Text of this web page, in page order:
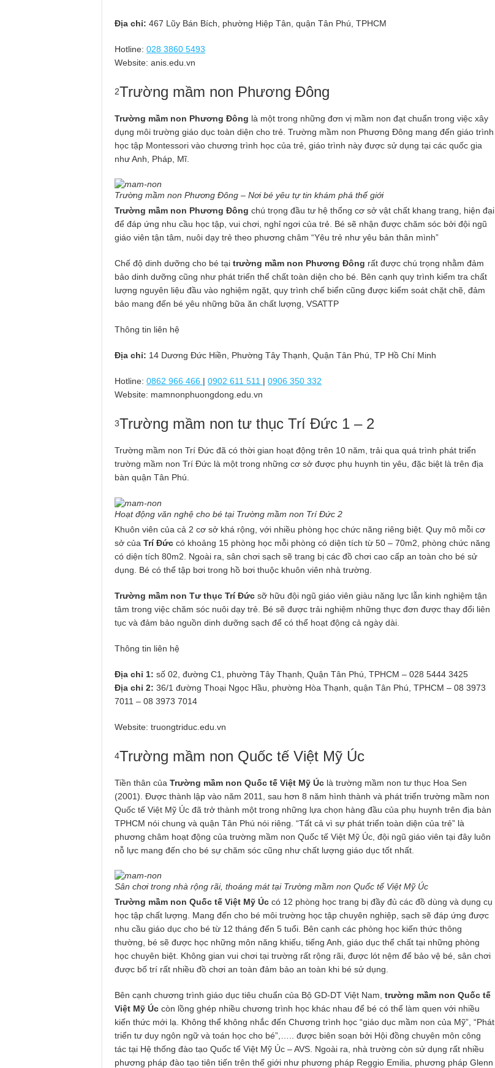
Địa chỉ: 467 Lũy Bán Bích, phường Hiệp Tân, quận Tân Phú, TPHCM
Hotline: 028 3860 5493
Website: anis.edu.vn
2Trường mầm non Phương Đông
Trường mầm non Phương Đông là một trong những đơn vị mầm non đạt chuẩn trong việc xây
dụng môi trường giáo dục toàn diện cho trẻ. Trường mầm non Phương Đông mang đến giáo trình
học tập Montessori vào chương trình học của trẻ, giáo trình này được sử dụng tại các quốc gia
như Anh, Pháp, Mĩ.
Trường mầm non Phương Đông – Nơi bé yêu tự tin khám phá thế giới
Trường mầm non Phương Đông chú trọng đầu tư hệ thống cơ sở vật chất khang trang, hiện đại
để đáp ứng nhu cầu học tập, vui chơi, nghỉ ngơi của trẻ. Bé sẽ nhận được chăm sóc bởi đội ngũ
giáo viên tận tâm, nuôi dạy trẻ theo phương châm “Yêu trẻ như yêu bản thân mình”
Chế độ dinh dưỡng cho bé tại trường mầm non Phương Đông rất được chú trọng nhằm đảm
bảo dinh dưỡng cũng như phát triển thể chất toàn diện cho bé. Bên cạnh quy trình kiểm tra chất
lượng nguyên liệu đầu vào nghiệm ngặt, quy trình chế biển cũng được kiểm soát chặt chẽ, đảm
bảo mang đến bé yêu những bữa ăn chất lượng, VSATTP
Thông tin liên hệ
Địa chỉ: 14 Dương Đức Hiền, Phường Tây Thạnh, Quận Tân Phú, TP Hồ Chí Minh
Hotline: 0862 966 466 | 0902 611 511 | 0906 350 332
Website: mamnonphuongdong.edu.vn
3Trường mầm non tư thục Trí Đức 1 – 2
Trường mầm non Trí Đức đã có thời gian hoạt động trên 10 năm, trải qua quá trình phát triển
trường mầm non Trí Đức là một trong những cơ sở được phụ huynh tin yêu, đặc biệt là trên địa
bàn quận Tân Phú.
Hoạt động văn nghệ cho bé tại Trường mầm non Trí Đức 2
Khuôn viên của cả 2 cơ sở khá rộng, với nhiều phòng học chức năng riêng biệt. Quy mô mỗi cơ
sở của Trí Đức có khoảng 15 phòng học mỗi phòng có diện tích từ 50 – 70m2, phòng chức năng
có diện tích 80m2. Ngoài ra, sân chơi sạch sẽ trang bị các đồ chơi cao cấp an toàn cho bé sử
dụng. Bé có thể tập bơi trong hồ bơi thuộc khuôn viên nhà trường.
Trường mầm non Tư thục Trí Đức sỡ hữu đội ngũ giáo viên giàu năng lực lẫn kinh nghiệm tận
tâm trong việc chăm sóc nuôi dạy trẻ. Bé sẽ được trải nghiệm những thực đơn được thay đổi liên
tục và đảm bảo nguồn dinh dưỡng sạch để có thể hoạt động cả ngày dài.
Thông tin liên hệ
Địa chỉ 1: số 02, đường C1, phường Tây Thạnh, Quận Tân Phú, TPHCM – 028 5444 3425
Địa chỉ 2: 36/1 đường Thoại Ngọc Hầu, phường Hòa Thạnh, quận Tân Phú, TPHCM – 08 3973
7011 – 08 3973 7014
Website: truongtriduc.edu.vn
4Trường mầm non Quốc tế Việt Mỹ Úc
Tiền thân của Trường mầm non Quốc tế Việt Mỹ Úc là trường mầm non tư thục Hoa Sen
(2001). Được thành lập vào năm 2011, sau hơn 8 năm hình thành và phát triển trường mầm non
Quốc tế Việt Mỹ Úc đã trở thành một trong những lựa chọn hàng đầu của phụ huynh trên địa bàn
TPHCM nói chung và quận Tân Phú nói riêng. “Tất cả vì sự phát triển toàn diện của trẻ” là
phương châm hoạt động của trường mầm non Quốc tế Việt Mỹ Úc, đội ngũ giáo viên tại đây luôn
nỗ lực mang đến cho bé sự chăm sóc cũng như chất lượng giáo dục tốt nhất.
Sân chơi trong nhà rộng rãi, thoáng mát tại Trường mầm non Quốc tế Việt Mỹ Úc
Trường mầm non Quốc tế Việt Mỹ Úc có 12 phòng học trang bị đầy đủ các đồ dùng và dụng cụ
học tập chất lượng. Mang đến cho bé môi trường học tập chuyên nghiệp, sạch sẽ đáp ứng được
nhu cầu giáo dục cho bé từ 12 tháng đến 5 tuổi. Bên cạnh các phòng học kiến thức thông
thường, bé sẽ được học những môn năng khiếu, tiếng Anh, giáo dục thể chất tại những phòng
học chuyên biệt. Không gian vui chơi tại trường rất rộng rãi, được lót nệm để bảo vệ bé, sân chơi
được bố trí rất nhiều đồ chơi an toàn đảm bảo an toàn khi bé sử dụng.
Bên cạnh chương trình giáo dục tiêu chuẩn của Bộ GD-DT Việt Nam, trường mầm non Quốc tế
Việt Mỹ Úc còn lồng ghép nhiều chương trình học khác nhau để bé có thể làm quen với nhiều
kiến thức mới lạ. Không thể không nhắc đến Chương trình học “giáo dục mầm non của Mỹ”, “Phát
triển tư duy ngôn ngữ và toán học cho bé”,….. được biên soạn bởi Hội đồng chuyên môn công
tác tại Hệ thống đào tạo Quốc tế Việt Mỹ Úc – AVS. Ngoài ra, nhà trường còn sử dụng rất nhiều
phương pháp đào tạo tiên tiến trên thế giới như phương pháp Reggio Emilia, phương pháp Glenn